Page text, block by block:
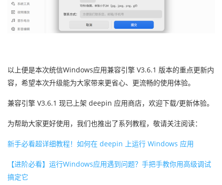
以上便是本次统信Windows应用兼容引擎 V3.6.1 版本的重点更新内
容，希望本次升级能为大家带来更省心、更流畅的使用体验。
兼容引擎 V3.6.1 现已上架 deepin 应用商店，欢迎下载/更新体验。
为帮助大家更好使用，我们也推出了系列教程，敬请关注阅读：
新手必看超详细教程！如何在 deepin 上运行 Windows 应用
【进阶必看】运行Windows应用遇到问题？手把手教你用高级调试
搞定它